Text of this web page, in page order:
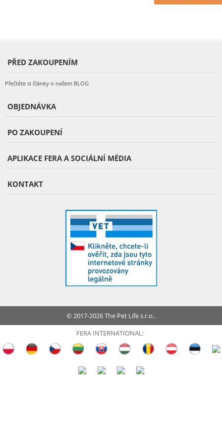
PŘED ZAKOUPENÍM
Přečtěte si články o našem BLOG
OBJEDNÁVKA
PO ZAKOUPENÍ
APLIKACE FERA A SOCIÁLNÍ MÉDIA
KONTAKT
© 2017-2026 The Pet Life s.r.o..
FERA INTERNATIONAL: